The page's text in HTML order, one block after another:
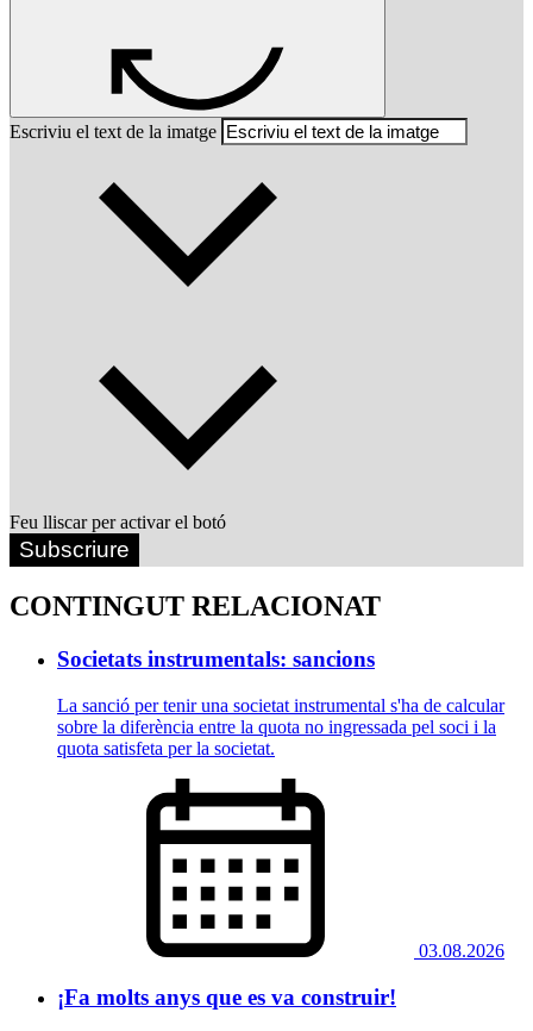
Escriviu el text de la imatge
Feu lliscar per activar el botó
Subscriure
CONTINGUT RELACIONAT
Societats instrumentals: sancions
La sanció per tenir una societat instrumental s'ha de calcular
sobre la diferència entre la quota no ingressada pel soci i la
quota satisfeta per la societat.
03.08.2026
¡Fa molts anys que es va construir!